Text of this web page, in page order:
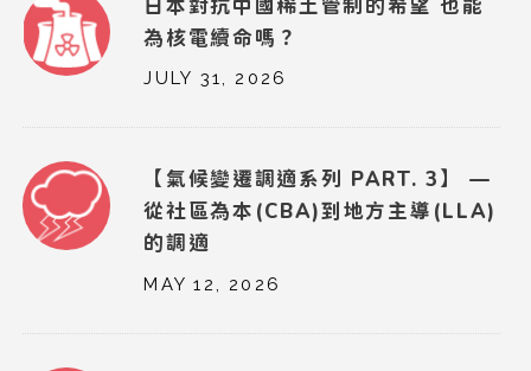
日本對抗中國稀土管制的希望 也能
為核電續命嗎？
JULY 31, 2026
【氣候變遷調適系列 PART. 3】 —
從社區為本(CBA)到地方主導(LLA)
的調適
MAY 12, 2026